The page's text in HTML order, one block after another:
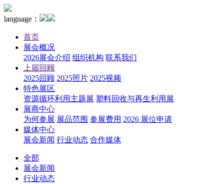
language：
首页
展会概况
2026展会介绍 组织机构 联系我们
上届回顾
2025回顾 2025照片 2025视频
特色展区
资源循环利用主题展 塑料回收与再生利用展
展商中心
为何参展 展品范围 参展费用 2026 展位申请
媒体中心
展会新闻 行业动态 合作媒体
全部
展会新闻
行业动态